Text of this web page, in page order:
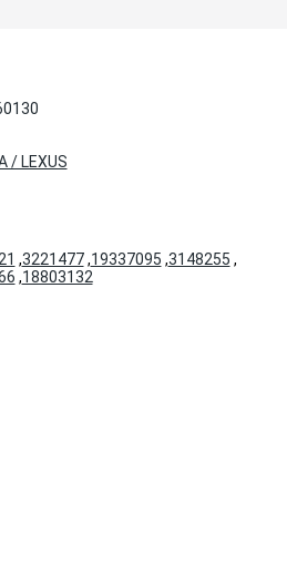
/ LEXUS
,3221477,19337095 ,3148255 ,
,18803132